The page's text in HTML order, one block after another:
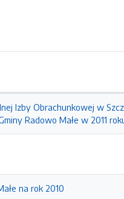
Izby Obrachunkowej w
Radowo Małe w 2011
na rok 2010